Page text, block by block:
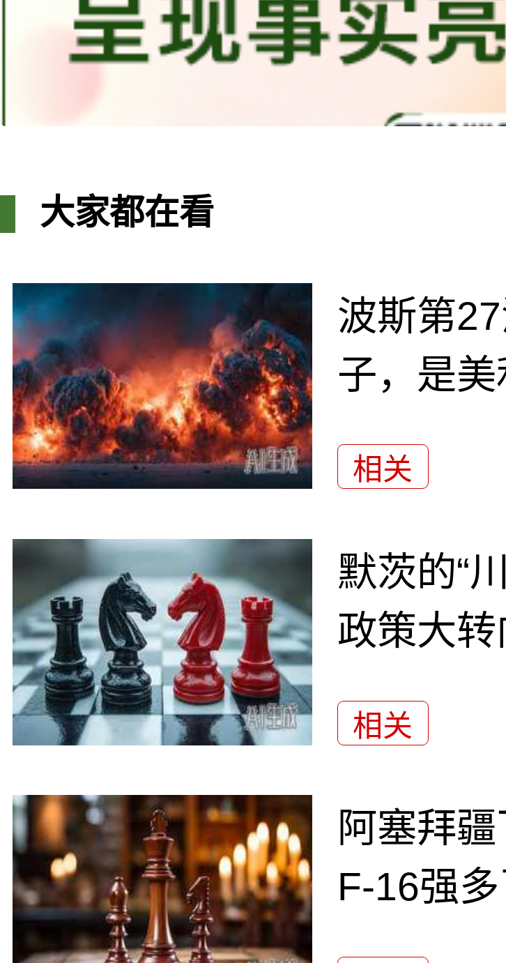
大家都在看
波斯第
子，是
相关
默茨的“
政策大转
相关
阿塞拜
F-16强多